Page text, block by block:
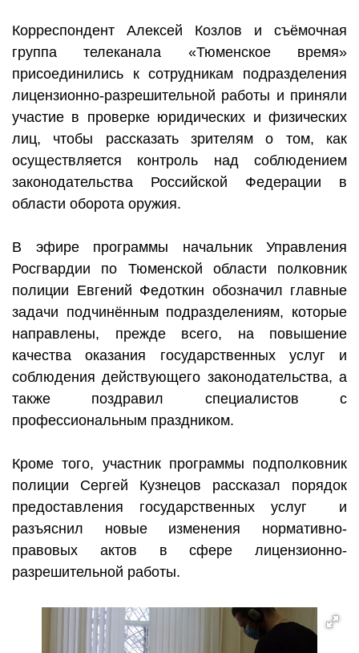
Корреспондент Алексей Козлов и съёмочная
группа телеканала «Тюменское время»
присоединились к сотрудникам подразделения
лицензионно-разрешительной работы и приняли
участие в проверке юридических и физических
лиц, чтобы рассказать зрителям о том, как
осуществляется контроль над соблюдением
законодательства Российской Федерации в
области оборота оружия.
В эфире программы начальник Управления
Росгвардии по Тюменской области полковник
полиции Евгений Федоткин обозначил главные
задачи подчинённым подразделениям, которые
направлены, прежде всего, на повышение
качества оказания государственных услуг и
соблюдения действующего законодательства, а
также поздравил специалистов с
профессиональным праздником.
Кроме того, участник программы подполковник
полиции Сергей Кузнецов рассказал порядок
предоставления государственных услуг
и
разъяснил новые изменения нормативно-
правовых актов в сфере лицензионно-
разрешительной работы.